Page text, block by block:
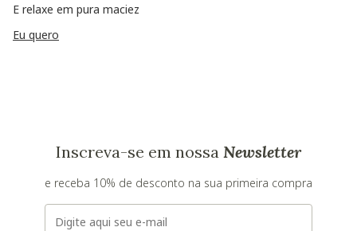
E relaxe em pura maciez
Eu quero
Inscreva-se em nossa Newsletter
e receba 10% de desconto na sua primeira compra
E-mail